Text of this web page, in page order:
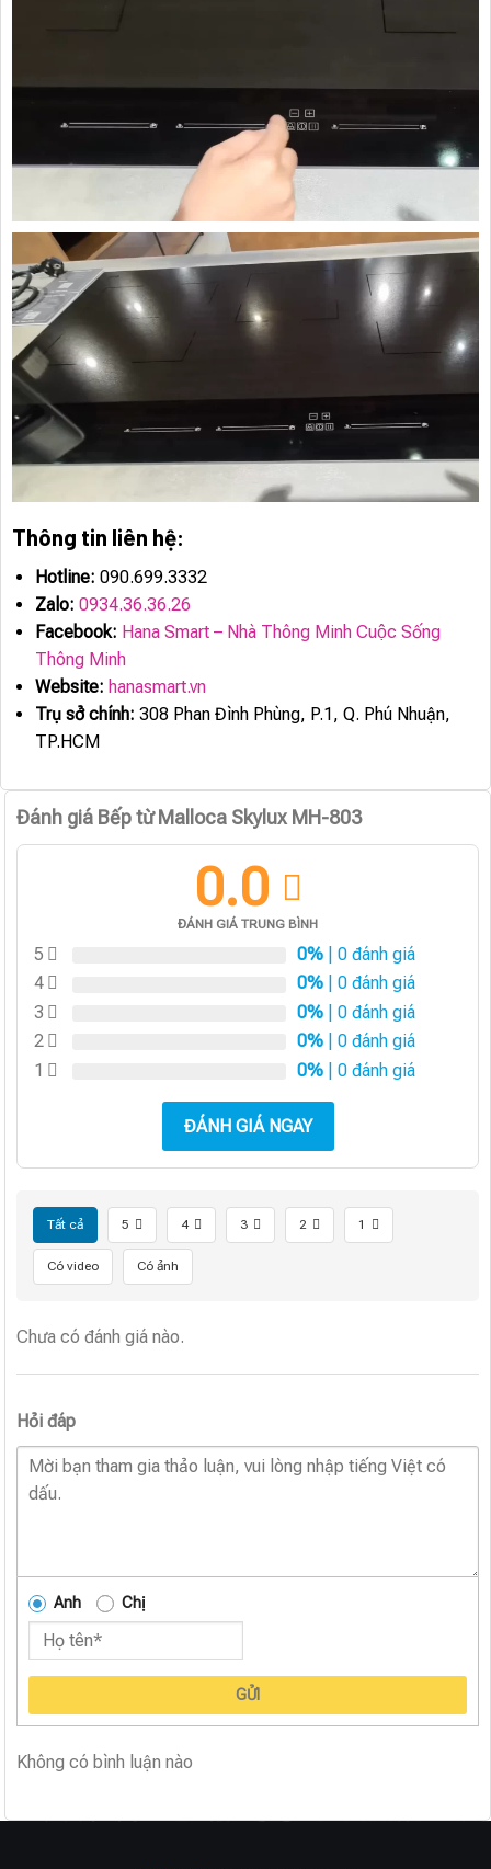
Thông tin liên hệ:
Hotline: 090.699.3332
Zalo: 0934.36.36.26
Facebook: Hana Smart – Nhà Thông Minh Cuộc Sống
Thông Minh
Website: hanasmart.vn
Trụ sở chính: 308 Phan Đình Phùng, P.1, Q. Phú Nhuận,
TP.HCM
Đánh giá Bếp từ Malloca Skylux MH-803
0.0
ĐÁNH GIÁ TRUNG BÌNH
5 0% | 0 đánh giá
4
0% | 0 đánh giá
3
0% | 0 đánh giá
2
0% | 0 đánh giá
1
0% | 0 đánh giá
ĐÁNH GIÁ NGAY
Tất cả 5 4 3 2 1
Có video Có ảnh
Chưa có đánh giá nào.
Hỏi đáp
Anh Chị
GỬI
Không có bình luận nào